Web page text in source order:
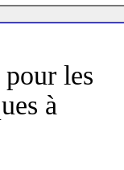
les
à